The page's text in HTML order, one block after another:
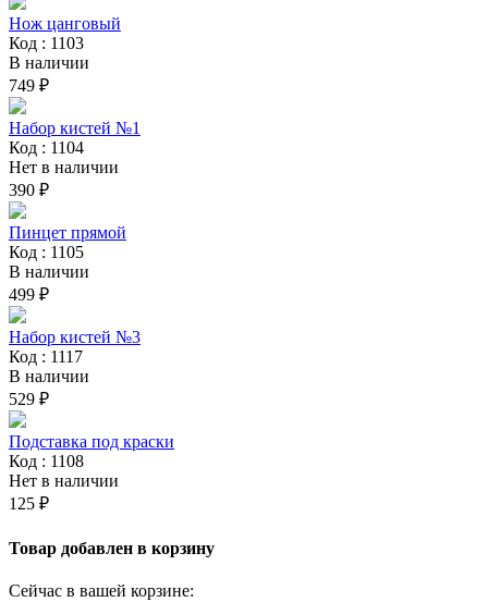
Нож цанговый
Код : 1103
В наличии
749 ₽
Набор кистей №1
Код : 1104
Нет в наличии
390 ₽
Пинцет прямой
Код : 1105
В наличии
499 ₽
Набор кистей №3
Код : 1117
В наличии
529 ₽
Подставка под краски
Код : 1108
Нет в наличии
125 ₽
Товар добавлен в корзину
Сейчас в вашей корзине: